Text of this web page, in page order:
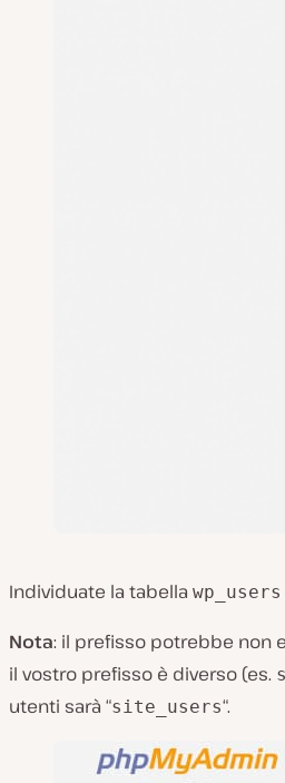
Individuate la tabella wp_users
Nota: il prefisso potrebbe non
il vostro prefisso è diverso (es.
utenti sarà “site_users“.